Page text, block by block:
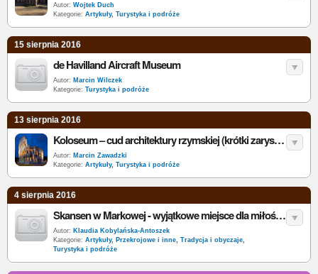
Autor: Wojtek Duch
Kategorie: Artykuły, Turystyka i podróże
15 sierpnia 2016
de Havilland Aircraft Museum
Autor: Marcin Wilczek
Kategorie: Turystyka i podróże
13 sierpnia 2016
Koloseum – cud architektury rzymskiej (krótki zarys dziejów)
Autor: Marcin Zawadzki
Kategorie: Artykuły, Turystyka i podróże
4 sierpnia 2016
Skansen w Markowej - wyjątkowe miejsce dla miłośników historii
Autor: Klaudia Kobylańska-Antoszek
Kategorie: Artykuły, Przekrojowe i inne, Tradycja i obyczaje,
Turystyka i podróże